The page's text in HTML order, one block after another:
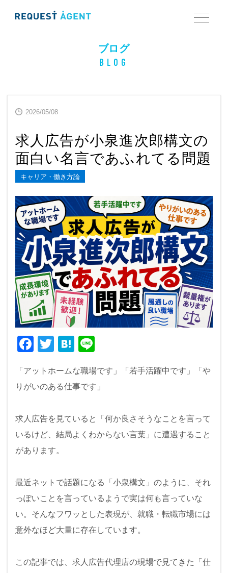
ブログ
BLOG
2026/05/08
求人広告が小泉進次郎構文の
面白い名言であふれてる問題
キャリア・働き方論
F
c
e
b
o
o
k
T
tt
er
H
e
n
e
「アットホームな職場です」「若手活躍中です」「や
りがいのある仕事です」
求人広告を見ていると「何か良さそうなことを言って
いるけど、結局よくわからない言葉」に遭遇すること
があります。
最近ネットで話題になる「小泉構文」のように、それ
っぽいことを言っているようで実は何も言っていな
い。そんなフワッとした表現が、就職・転職市場には
意外なほど大量に存在しています。
この記事では、求人広告代理店の現場で見てきた「仕